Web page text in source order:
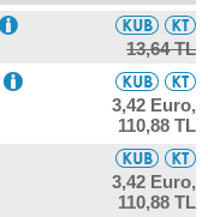
13,64 TL
3,42 Euro,
110,88 TL
3,42 Euro,
110,88 TL